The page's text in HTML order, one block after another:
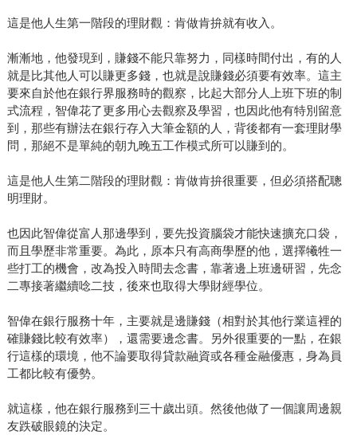
這是他人生第一階段的理財觀：肯做肯拚就有收入。
漸漸地，他發現到，賺錢不能只靠努力，同樣時間付出，有的人
就是比其他人可以賺更多錢，也就是說賺錢必須要有效率。這主
要來自於他在銀行界服務時的觀察，比起大部分人上班下班的制
式流程，智偉花了更多用心去觀察及學習，也因此他有特別留意
到，那些有辦法在銀行存入大筆金額的人，背後都有一套理財學
問，那絕不是單純的朝九晚五工作模式所可以賺到的。
這是他人生第二階段的理財觀：肯做肯拚很重要，但必須搭配聰
明理財。
也因此智偉從富人那邊學到，要先投資腦袋才能快速擴充口袋，
而且學歷非常重要。為此，原本只有高商學歷的他，選擇犧牲一
些打工的機會，改為投入時間去念書，靠著邊上班邊研習，先念
二專接著繼續唸二技，後來也取得大學財經學位。
智偉在銀行服務十年，主要就是邊賺錢（相對於其他行業這裡的
確賺錢比較有效率），還需要邊念書。另外很重要的一點，在銀
行這樣的環境，他不論要取得貸款融資或各種金融優惠，身為員
工都比較有優勢。
就這樣，他在銀行服務到三十歲出頭。然後他做了一個讓周邊親
友跌破眼鏡的決定。